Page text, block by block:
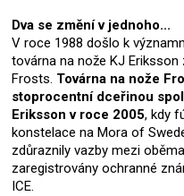
Dva se změní v jednoho...
V roce 1988 došlo k
továrna na nože KJ
Frosts. Továrna na nože
stoprocentní dceřinou
Eriksson v roce 2005, kdy
konstelace na Mora of
zdůraznily vazby mezi
zaregistrovány ochranné
ICE.